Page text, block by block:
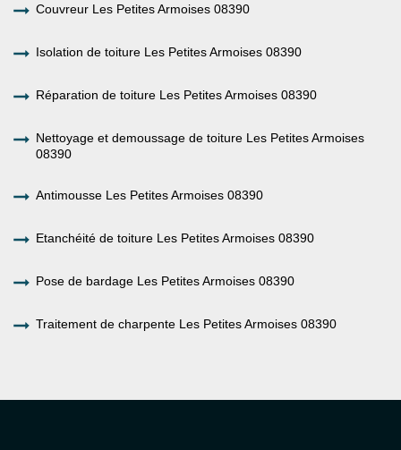
Couvreur Les Petites Armoises 08390
Isolation de toiture Les Petites Armoises 08390
Réparation de toiture Les Petites Armoises 08390
Nettoyage et demoussage de toiture Les Petites Armoises
08390
Antimousse Les Petites Armoises 08390
Etanchéité de toiture Les Petites Armoises 08390
Pose de bardage Les Petites Armoises 08390
Traitement de charpente Les Petites Armoises 08390